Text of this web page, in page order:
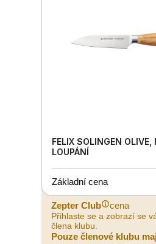
FELIX SOLINGEN OLIVE,
LOUPÁNÍ
Základní cena
Zepter Club cena
Přihlaste se a zobrazí se
člena klubu.
Pouze členové klubu